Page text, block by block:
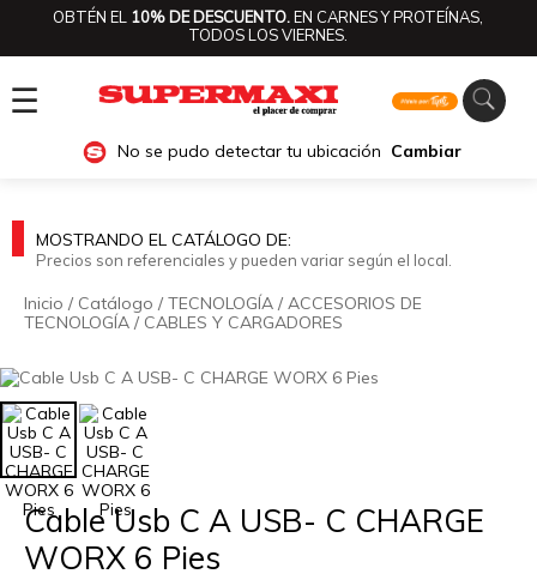
OBTÉN EL 10% DE DESCUENTO.EN CARNES Y PROTEÍNAS,
TODOS LOS VIERNES.
☰
No se pudo detectar tu ubicación Cambiar
MOSTRANDO EL CATÁLOGO DE:
Precios son referenciales y pueden variar según el local.
Inicio / Catálogo /TECNOLOGÍA /ACCESORIOS DE
TECNOLOGÍA / CABLES Y CARGADORES
Cable Usb C A USB- C CHARGE
WORX 6 Pies